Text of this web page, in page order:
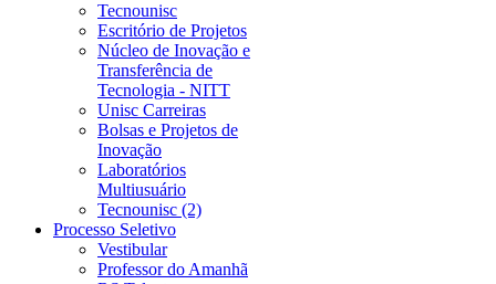
Tecnounisc
Escritório de Projetos
Núcleo de Inovação e
Transferência de
Tecnologia - NITT
Unisc Carreiras
Bolsas e Projetos de
Inovação
Laboratórios
Multiusuário
Tecnounisc (2)
Processo Seletivo
Vestibular
Professor do Amanhã